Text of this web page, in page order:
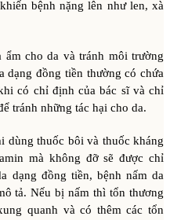
bệnh nặng lên như len, xà
da và tránh môi trường
dạng đồng tiền thường có chứa
có chỉ định của bác sĩ và chỉ
tránh những tác hại cho da.
thuốc bôi và thuốc kháng
mà không đỡ sẽ được chỉ
dạng đồng tiền, bệnh nấm da
tả. Nếu bị nấm thì tổn thương
quanh và có thêm các tổn